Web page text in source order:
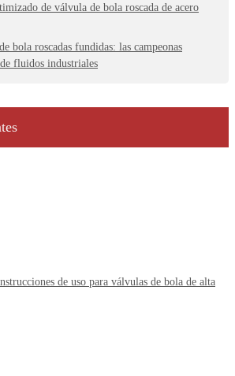
de válvula de bola roscada de acero
bola roscadas fundidas: las campeonas
fluidos industriales
de uso para válvulas de bola de alta